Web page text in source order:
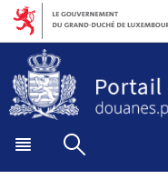
Aller
navigation
Aller
contenu
Menu